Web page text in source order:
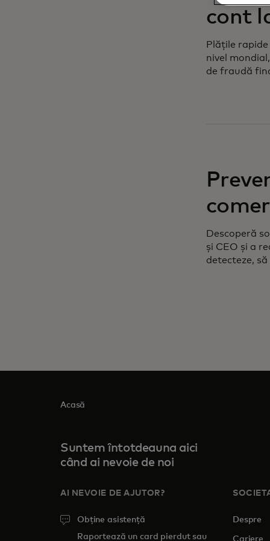
cont
Plățile
nivel
de fraudă
Descoperă
și CEO și a
detecteze,
Acasă
Suntem întotdeauna aici
când ai nevoie de noi
AI NEVOIE DE AJUTOR?
Obține asistență
Raportează un card pierdut sau
Despre
Cariere